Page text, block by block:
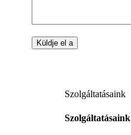
Szolgáltatásaink
Szolgáltatásaink